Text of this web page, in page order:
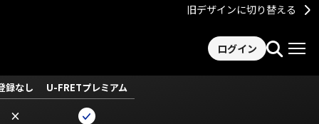
旧デザインに切り替える
ログイン
録なし U-FRETプレミアム
×